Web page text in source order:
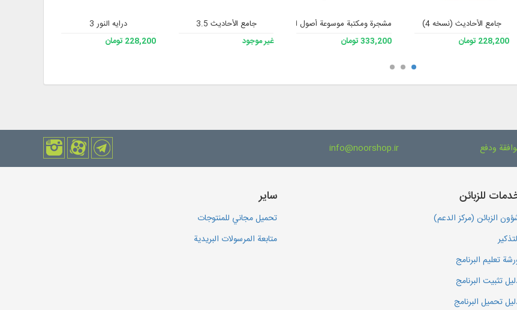
للفقه 3جامع الأحادیث (نسخه 4)
228,200 تومان
مشجرة ومكتبة موسوعة أصول الفقه، الإصدار 3
333,200 تومان
جامع الأحاديث 3.5
غير موجود
درایه النور 3
228,200 تومان
ودفع info@noorshop.ir
للزبائن
الزبائن (مركز الدعم)
تعليم البرنامج
تثبيت البرنامج
تحميل البرنامج
سایر
تحميل مجاني للمنتوجات
متابعة المرسولات البريدية